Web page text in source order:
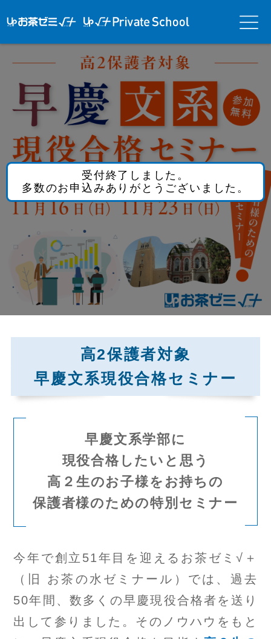
ミ√＋（ルー
（ルータス）PS
メニ
ュー
高2保護者対象
早慶文系現役合格セミナー
早慶文系学部に
現役合格したいと思う
高２生のお子様をお持ちの
保護者様のための特別セミナー
今年で創立51年目を迎えるお茶ゼミ√＋
（旧 お茶の水ゼミナール）では、過去
50年間、数多くの早慶現役合格者を送り
出して参りました。そのノウハウをもと